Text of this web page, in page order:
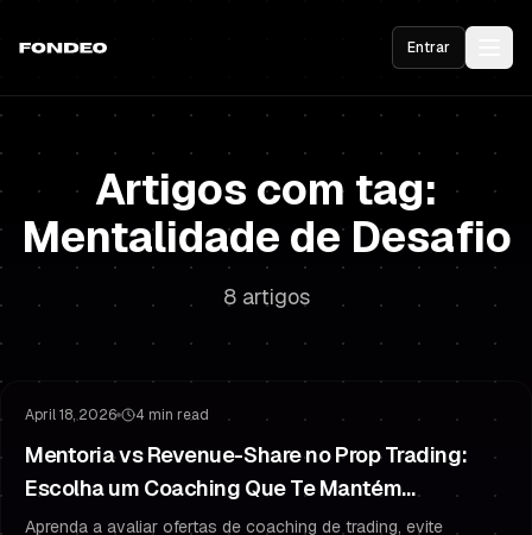
Entrar
Artigos com tag:
Mentalidade de Desafio
8 artigos
April 18, 2026 4 min read
Mentoria vs Revenue-Share no Prop Trading:
Escolha um Coaching Que Te Mantém
Financiado
Aprenda a avaliar ofertas de coaching de trading, evite